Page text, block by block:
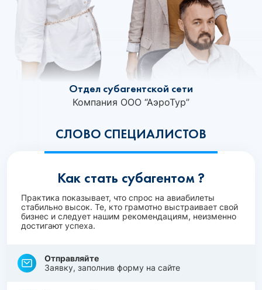
СЛОВО СПЕЦИАЛИСТОВ
Отдел субагентской сети
Компания ООО “АэроТур”
Как стать субагентом ?
Практика показывает, что спрос на авиабилеты
стабильно высок. Те, кто грамотно выстраивает свой
бизнес и следует нашим рекомендациям, неизменно
достигают успеха.
Отправляйте
Заявку, заполнив форму на сайте